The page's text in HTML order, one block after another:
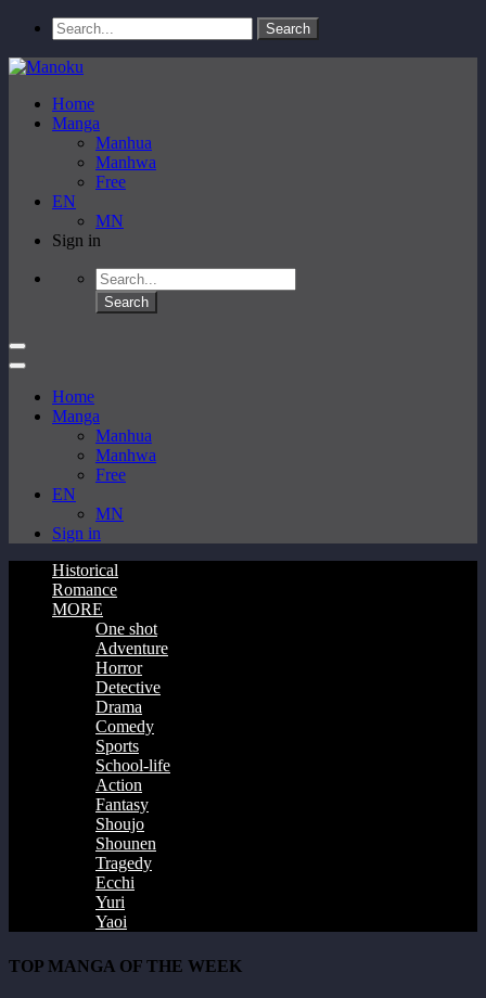
Home
Manga
Manhua
Manhwa
Free
EN
MN
Sign in
Home
Manga
Manhua
Manhwa
Free
EN
MN
Sign in
Historical
Romance
MORE
One shot
Adventure
Horror
Detective
Drama
Comedy
Sports
School-life
Action
Fantasy
Shoujo
Shounen
Tragedy
Ecchi
Yuri
Yaoi
TOP MANGA OF THE WEEK